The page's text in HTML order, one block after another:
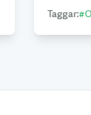
Taggar:#